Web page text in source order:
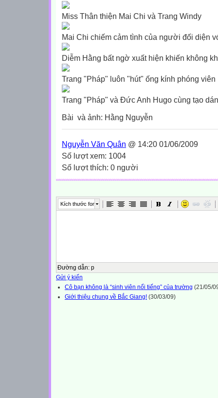
Miss Thân thiện Mai Chi và Trang Windy
Mai Chi chiếm cảm tình của người đối diện
Diễm Hằng bất ngờ xuất hiện khiến không
Trang "Pháp" luôn "hút" ống kính phóng viên
Trang "Pháp" và Đức Anh Hugo cùng tạo
Bài và ảnh: Hằng Nguyễn
Nguyễn Văn Quân @ 14:20 01/06/2009
Số lượt xem: 1004
Số lượt thích: 0 người
Kích thước font
Đường dẫn: p
Gửi ý kiến
Cô bạn không là “sinh viên nổi tiếng” của trường (21/05/
Giới thiệu chung về Bắc Giang! (30/03/09)